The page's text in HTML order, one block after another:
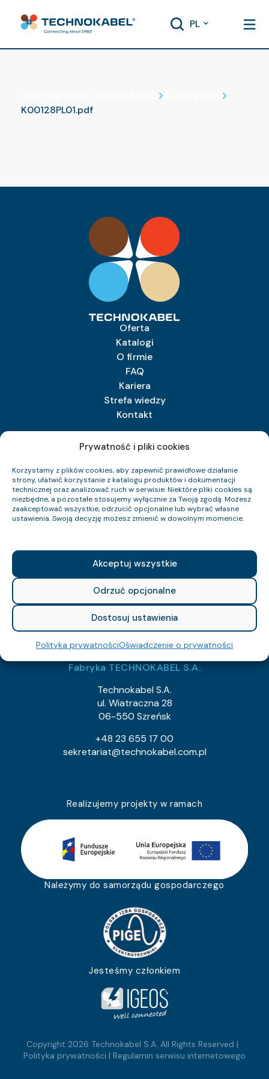
Prywatność i pliki cookies
Korzystamy z plików cookies, aby zapewnić prawidłowe działanie
strony, ułatwić korzystanie z katalogu produktów i dokumentacji
technicznej oraz analizować ruch w serwisie. Niektóre pliki cookies są
niezbędne, a pozostałe stosujemy wyłącznie za Twoją zgodą. Możesz
zaakceptować wszystkie, odrzucić opcjonalne lub wybrać własne
ustawienia. Swoją decyzję możesz zmienić w dowolnym momencie.
Akceptuj wszystkie
Odrzuć opcjonalne
Dostosuj ustawienia
Polityka prywatnościOświadczenie o prywatności
PL
Katalog kabli
K00128PL01.pdf
Oferta
Katalogi
O firmie
FAQ
Kariera
Strefa wiedzy
Kontakt
TECHNOKABEL S.A.
Technokabel S.A.
ul. Nasielska 55
04-343 Warszawa
+48 22 516 97 77
NIP: 526-021-37-87
REGON: 010560659
KRS: 129682
export@technokabel.com.pl
tech@technokabel.com.pl
Fabryka TECHNOKABEL S.A.
Technokabel S.A.
ul. Wiatraczna 28
06-550 Szreńsk
+48 23 655 17 00
sekretariat@technokabel.com.pl
Realizujemy projekty w ramach
Należymy do samorządu gospodarczego
Jesteśmy członkiem
Copyright 2026 Technokabel S.A. All Rights Reserved |
Polityka prywatności | Regulamin serwisu internetowego